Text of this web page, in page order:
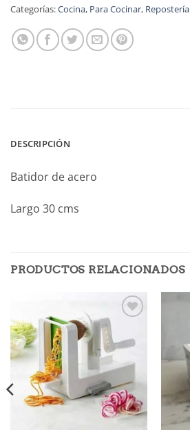
Categorías:Cocina, Para Cocinar, Repostería
DESCRIPCIÓN
Batidor de acero
Largo 30 cms
PRODUCTOS RELACIONADOS
a la
lista de